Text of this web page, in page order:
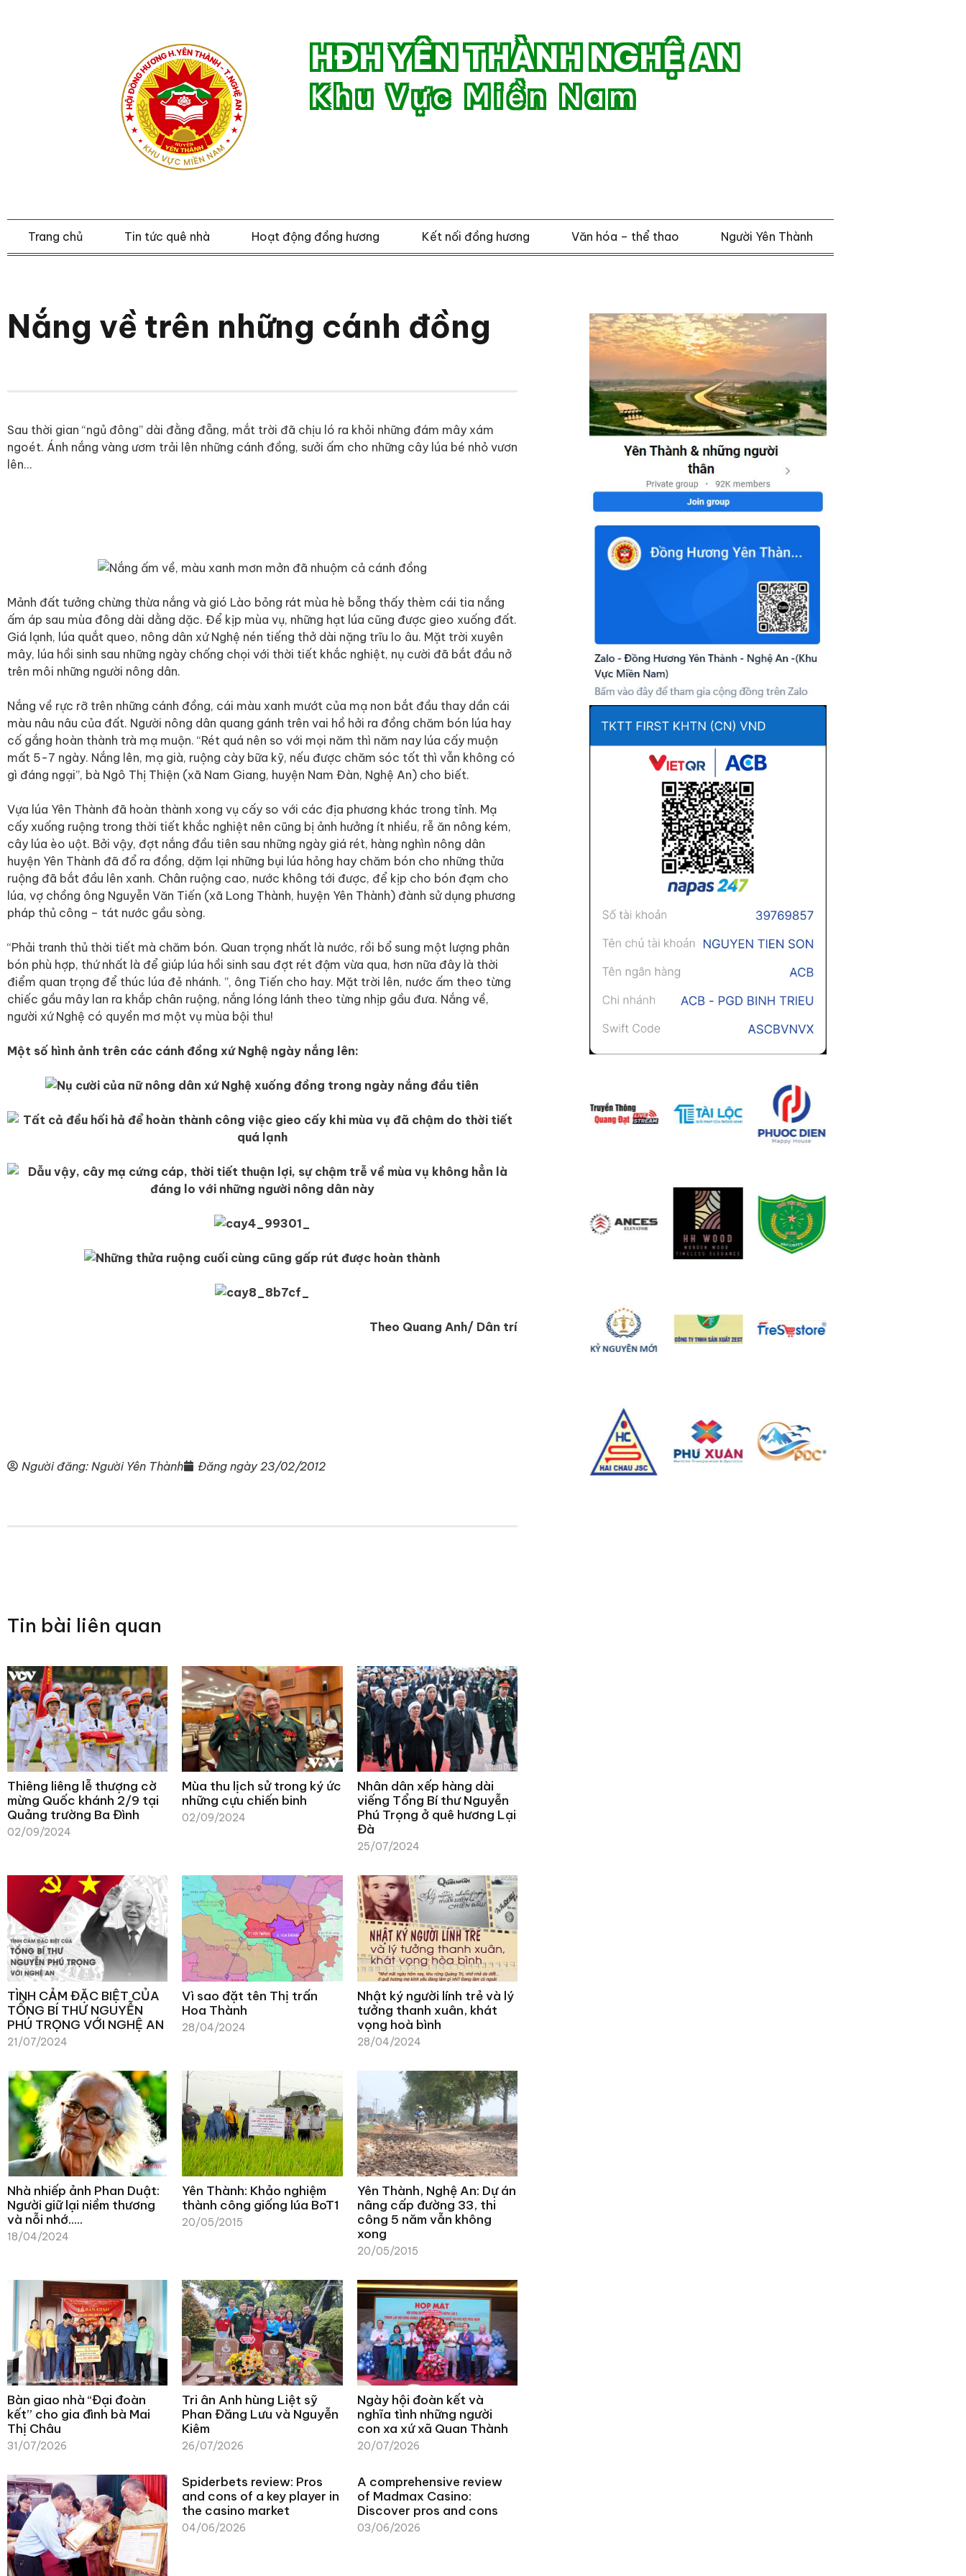
HĐH YÊN THÀNH NGHỆ AN
Khu Vực Miền Nam
Trang chủ Tin tức quê nhà Hoạt động đồng hương Kết nối đồng hương Văn hóa – thể thao Người Yên Thành
Nắng về trên những cánh đồng
Sau thời gian “ngủ đông” dài đằng đẵng, mắt trời đã chịu ló ra khỏi những đám mây xám
ngoét. Ánh nắng vàng ươm trải lên những cánh đồng, sưởi ấm cho những cây lúa bé nhỏ vươn
lên…
Mảnh đất tưởng chừng thừa nắng và gió Lào bỏng rát mùa hè bỗng thấy thèm cái tia nắng
ấm áp sau mùa đông dài dằng dặc. Để kịp mùa vụ, những hạt lúa cũng được gieo xuống đất.
Giá lạnh, lúa quắt queo, nông dân xứ Nghệ nén tiếng thở dài nặng trĩu lo âu. Mặt trời xuyên
mây, lúa hồi sinh sau những ngày chống chọi với thời tiết khắc nghiệt, nụ cười đã bắt đầu nở
trên môi những người nông dân.
Nắng về rực rỡ trên những cánh đồng, cái màu xanh mướt của mạ non bắt đầu thay dần cái
màu nâu nâu của đất. Người nông dân quang gánh trên vai hồ hởi ra đồng chăm bón lúa hay
cố gắng hoàn thành trà mạ muộn. “Rét quá nên so với mọi năm thì năm nay lúa cấy muộn
mất 5-7 ngày. Nắng lên, mạ già, ruộng cày bữa kỹ, nếu được chăm sóc tốt thì vẫn không có
gì đáng ngại”, bà Ngô Thị Thiện (xã Nam Giang, huyện Nam Đàn, Nghệ An) cho biết.
Vựa lúa Yên Thành đã hoàn thành xong vụ cấy so với các địa phương khác trong tỉnh. Mạ
cấy xuống ruộng trong thời tiết khắc nghiệt nên cũng bị ảnh hưởng ít nhiều, rễ ăn nông kém,
cây lúa èo uột. Bởi vậy, đợt nắng đầu tiên sau những ngày giá rét, hàng nghìn nông dân
huyện Yên Thành đã đổ ra đồng, dặm lại những bụi lúa hỏng hay chăm bón cho những thửa
ruộng đã bắt đầu lên xanh. Chân ruộng cao, nước không tới được, để kịp cho bón đạm cho
lúa, vợ chồng ông Nguyễn Văn Tiến (xã Long Thành, huyện Yên Thành) đành sử dụng phương
pháp thủ công – tát nước gầu sòng.
“Phải tranh thủ thời tiết mà chăm bón. Quan trọng nhất là nước, rồi bổ sung một lượng phân
bón phù hợp, thứ nhất là để giúp lúa hồi sinh sau đợt rét đậm vừa qua, hơn nữa đây là thời
điểm quan trọng để thúc lúa đẻ nhánh. ”, ông Tiến cho hay. Mặt trời lên, nước ấm theo từng
chiếc gầu mây lan ra khắp chân ruộng, nắng lóng lánh theo từng nhịp gầu đưa. Nắng về,
người xứ Nghệ có quyền mơ một vụ mùa bội thu!
Một số hình ảnh trên các cánh đồng xứ Nghệ ngày nắng lên:
Theo Quang Anh/ Dân trí
Người đăng: Người Yên Thành Đăng ngày 23/02/2012
Tin bài liên quan
Thiêng liêng lễ thượng cờ
mừng Quốc khánh 2/9 tại
Quảng trường Ba Đình
02/09/2024
Mùa thu lịch sử trong ký ức
những cựu chiến binh
02/09/2024
Nhân dân xếp hàng dài
viếng Tổng Bí thư Nguyễn
Phú Trọng ở quê hương Lại
Đà
25/07/2024
TÌNH CẢM ĐẶC BIỆT CỦA
TỔNG BÍ THƯ NGUYỄN
PHÚ TRỌNG VỚI NGHỆ AN
21/07/2024
Vì sao đặt tên Thị trấn
Hoa Thành
28/04/2024
Nhật ký người lính trẻ và lý
tưởng thanh xuân, khát
vọng hoà bình
28/04/2024
Nhà nhiếp ảnh Phan Duật:
Người giữ lại niềm thương
và nỗi nhớ…..
18/04/2024
Yên Thành: Khảo nghiệm
thành công giống lúa BoT1
20/05/2015
Yên Thành, Nghệ An: Dự án
nâng cấp đường 33, thi
công 5 năm vẫn không
xong
20/05/2015
Bàn giao nhà “Đại đoàn
kết” cho gia đình bà Mai
Thị Châu
31/07/2026
Tri ân Anh hùng Liệt sỹ
Phan Đăng Lưu và Nguyễn
Kiêm
26/07/2026
Ngày hội đoàn kết và
nghĩa tình những người
con xa xứ xã Quan Thành
20/07/2026
Spiderbets review: Pros
and cons of a key player in
the casino market
04/06/2026
A comprehensive review
of Madmax Casino:
Discover pros and cons
03/06/2026